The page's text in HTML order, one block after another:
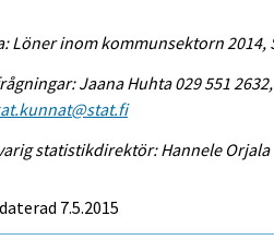
Löner inom kommunsektorn 2014,
Jaana Huhta 029 551
statistikdirektör: Hannele Orjala
7.5.2015